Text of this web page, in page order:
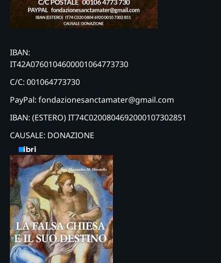
IBAN:
IT42A0760104600001064773730
C/C: 001064773730
PayPal: fondazionesanctamater@gmail.com
IBAN: (ESTERO) IT74C0200804692000107302851
CAUSALE: DONAZIONE
Libri